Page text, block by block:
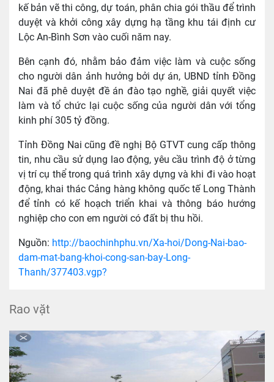
kế bản vẽ thi công, dự toán, phân chia gói thầu để trình
duyệt và khởi công xây dựng hạ tầng khu tái định cư
Lộc An-Bình Sơn vào cuối năm nay.
Bên cạnh đó, nhằm bảo đảm việc làm và cuộc sống
cho người dân ảnh hưởng bởi dự án, UBND tỉnh Đồng
Nai đã phê duyệt đề án đào tạo nghề, giải quyết việc
làm và tổ chức lại cuộc sống của người dân với tổng
kinh phí 305 tỷ đồng.
Tỉnh Đồng Nai cũng đề nghị Bộ GTVT cung cấp thông
tin, nhu cầu sử dụng lao động, yêu cầu trình độ ở từng
vị trí cụ thể trong quá trình xây dựng và khi đi vào hoạt
động, khai thác Cảng hàng không quốc tế Long Thành
để tỉnh có kế hoạch triển khai và thông báo hướng
nghiệp cho con em người có đất bị thu hồi.
Nguồn: http://baochinhphu.vn/Xa-hoi/Dong-Nai-bao-
dam-mat-bang-khoi-cong-san-bay-Long-
Thanh/377403.vgp?
Rao vặt